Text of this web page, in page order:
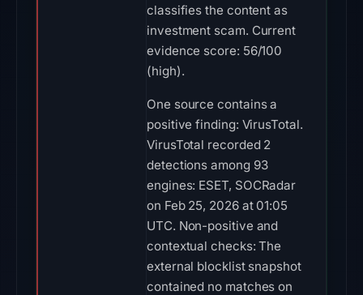
classifies the content as
investment scam. Current
evidence score: 56/100
(high).
One source contains a
positive finding: VirusTotal.
VirusTotal recorded 2
detections among 93
engines: ESET, SOCRadar
on Feb 25, 2026 at 01:05
UTC. Non-positive and
contextual checks: The
external blocklist snapshot
contained no matches on